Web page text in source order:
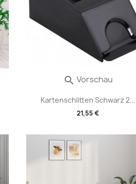
Kartenschlitten Schwarz 2...
21,55 €
 Vorschau